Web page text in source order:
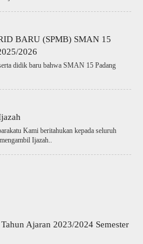
BARU (SPMB) SMAN 15
2026
didik baru bahwa SMAN 15 Padang
Kami beritahukan kepada seluruh
Ijazah..
Ajaran 2023/2024 Semester